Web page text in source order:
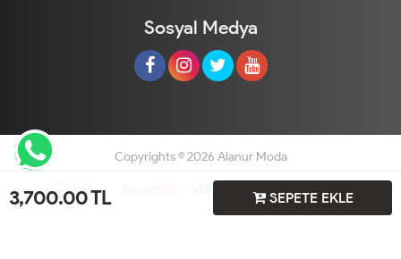
3,700.00TL SEPETE EKLE
Sosyal Medya
Copyrights © 2026 Alanur Moda